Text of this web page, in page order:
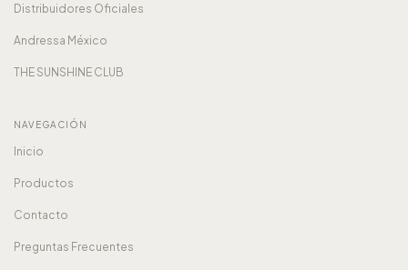
Distribuidores Oficiales
Andressa México
THE SUNSHINE CLUB
NAVEGACIÓN
Inicio
Productos
Contacto
Preguntas Frecuentes